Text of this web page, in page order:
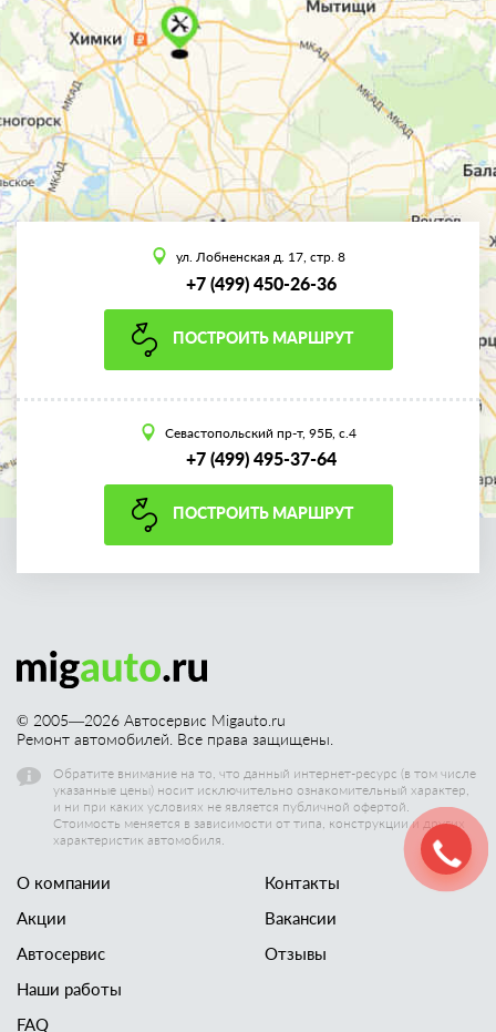
ул. Лобненская д. 17, стр. 8
+7 (499) 450-26-36
ПОСТРОИТЬ МАРШРУТ
Севастопольский пр-т, 95Б, с.4
+7 (499) 495-37-64
ПОСТРОИТЬ МАРШРУТ
© 2005—2026 Автосервис Migauto.ru
Ремонт автомобилей. Все права защищены.
Обратите внимание на то, что данный интернет-ресурс (в том числе
указанные цены) носит исключительно ознакомительный характер,
и ни при каких условиях не является публичной офертой.
Стоимость меняется в зависимости от типа, конструкции и других
характеристик автомобиля.
О компании
Акции
Автосервис
Наши работы
Контакты
Вакансии
Отзывы
FAQ